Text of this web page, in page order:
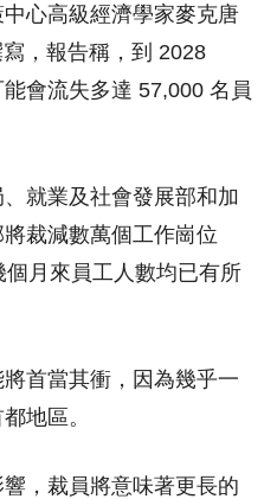
心高級經濟學家麥克唐
，報告稱，到 2028
會流失多達 57,000 名員
就業及社會發展部和加
裁減數萬個工作崗位
月來員工人數均已有所
首當其衝，因為幾乎一
地區。
，裁員將意味著更長的